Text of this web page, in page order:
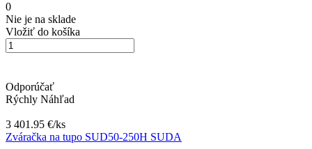
0
Nie je na sklade
Vložiť do košíka
Odporúčať
Rýchly Náhľad
3 401.95 €/ks
Zváračka na tupo SUD50-250H SUDA